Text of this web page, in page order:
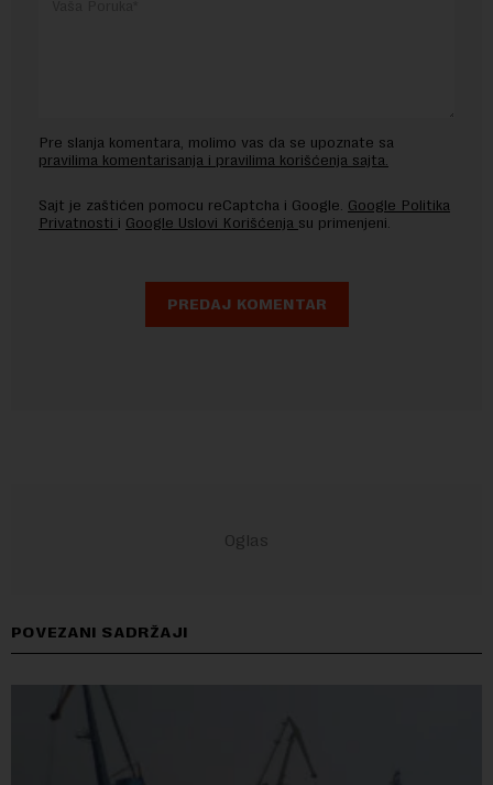
Pre slanja komentara, molimo vas da se upoznate sa
pravilima komentarisanja i pravilima korišćenja sajta.
Sajt je zaštićen pomocu reCaptcha i Google. Google Politika
Privatnosti i Google Uslovi Korišćenja su primenjeni.
POVEZANI SADRŽAJI